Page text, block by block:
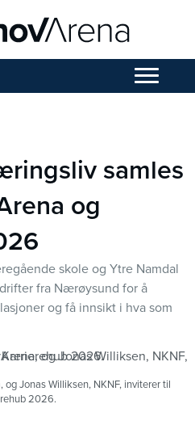
samles
og
skole og Ytre Namdal
fra Nærøysund for å
og få innsikt i hva som
Jonas Williksen, NKNF, inviterer til
2026.